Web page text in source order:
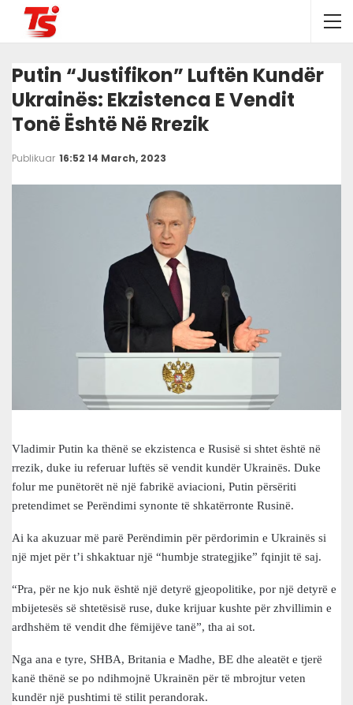
Putin “justifikon” Luftën Kundër
Ukrainës: Ekzistenca E Vendit
Tonë Është Në Rrezik
Publikuar 16:52 14 March, 2023
Vladimir Putin ka thënë se ekzistenca e Rusisë si shtet është në
rrezik, duke iu referuar luftës së vendit kundër Ukrainës. Duke
folur me punëtorët në një fabrikë aviacioni, Putin përsëriti
pretendimet se Perëndimi synonte të shkatërronte Rusinë.
Ai ka akuzuar më parë Perëndimin për përdorimin e Ukrainës si
një mjet për t’i shkaktuar një “humbje strategjike” fqinjit të saj.
“Pra, për ne kjo nuk është një detyrë gjeopolitike, por një detyrë e
mbijetesës së shtetësisë ruse, duke krijuar kushte për zhvillimin e
ardhshëm të vendit dhe fëmijëve tanë”, tha ai sot.
Nga ana e tyre, SHBA, Britania e Madhe, BE dhe aleatët e tjerë
kanë thënë se po ndihmojnë Ukrainën për të mbrojtur veten
kundër një pushtimi të stilit perandorak.